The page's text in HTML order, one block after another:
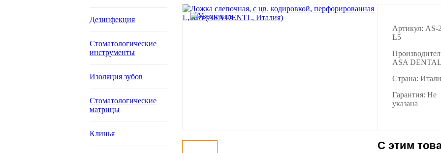
Дезинфекция
Стоматологические
инструменты
Изоляция зубов
Стоматологические
матрицы
Клинья
Артикул: AS-
L5
ASA DENTAL
Страна:
Гарантия: Не
указана
С этим